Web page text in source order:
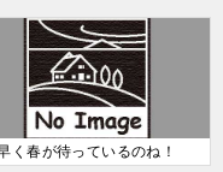
く春が待っているのね！